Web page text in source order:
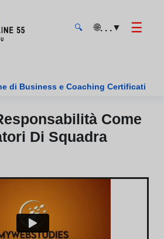
🔍 🌐. . .▼ ☰
di Business e Coaching Certificati
Come
Di Squadra